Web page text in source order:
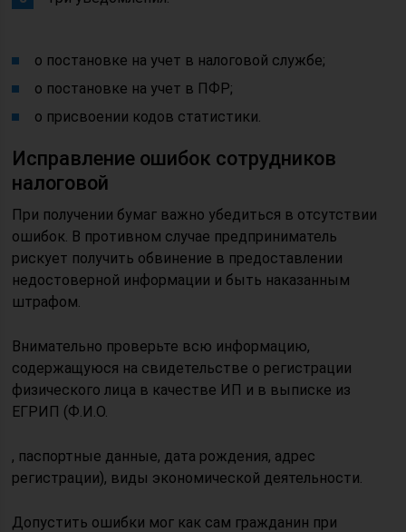
о постановке на учет в налоговой службе;
о постановке на учет в ПФР;
о присвоении кодов статистики.
Исправление ошибок сотрудников
налоговой
При получении бумаг важно убедиться в отсутствии
ошибок. В противном случае предприниматель
рискует получить обвинение в предоставлении
недостоверной информации и быть наказанным
штрафом.
Внимательно проверьте всю информацию,
содержащуюся на свидетельстве о регистрации
физического лица в качестве ИП и в выписке из
ЕГРИП (Ф.И.О.
, паспортные данные, дата рождения, адрес
регистрации), виды экономической деятельности.
Допустить ошибки мог как сам гражданин при